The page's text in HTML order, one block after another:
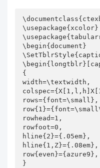
\usepackage{xcolor}
\begin{document}
{
width=\textwidth,
rows={font=\small},
rowhead=1,
rowfoot=0,
hline{2}={.05em},
hline{1,Z}={.08em},
row{even}={azure9},
}